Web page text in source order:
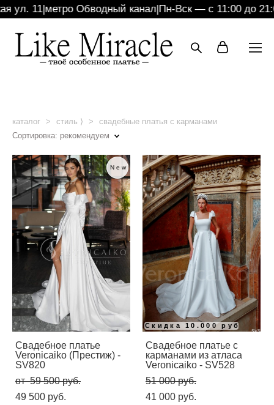
ул. 11|метро Обводный канал|Пн-Вск — с 11:00 до
каталог > стиль ⟩ >
свадебные платья с карманами
Сортировка: рекомендуем
New
Свадебное платье
Veronicaiko (Престиж) -
SV820
от 59 500 pуб.
49 500 pуб.
Скидка 10.000 руб
Свадебное платье с
карманами из атласа
Veronicaiko - SV528
51 000 pуб.
41 000 pуб.